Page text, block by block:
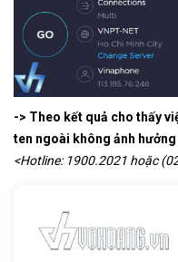
-> Theo kết quả cho thấy
ten ngoài không ảnh
<Hotline: 1900.2021 hoặc